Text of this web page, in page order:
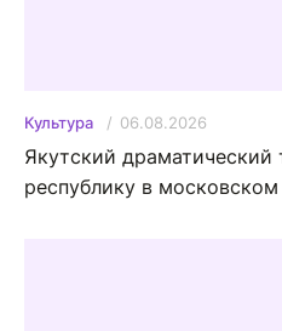
Культура 06.08.2026
Якутский драматический
республику в